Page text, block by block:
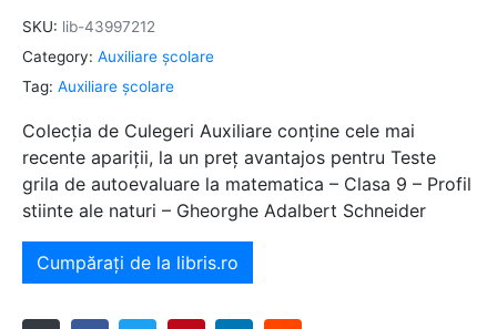
SKU: lib-43997212
Category: Auxiliare şcolare
Tag: Auxiliare şcolare
Colecția de Culegeri Auxiliare conține cele mai
recente apariții, la un preț avantajos pentru Teste
grila de autoevaluare la matematica – Clasa 9 – Profil
stiinte ale naturi – Gheorghe Adalbert Schneider
Cumpărați de la libris.ro